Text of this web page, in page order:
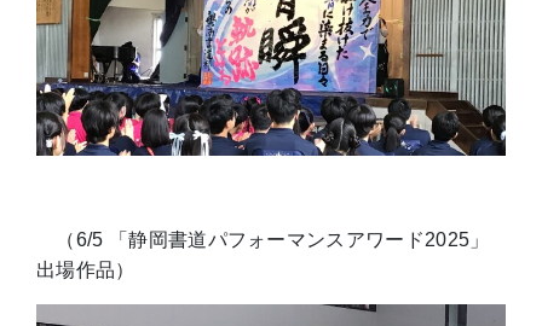
（6/5 「静岡書道パフォーマンスアワード2025」
出場作品）